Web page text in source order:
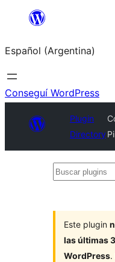
Saltar
contenido
Español (Argentina)
Conseguí WordPress
Plugin
Directory
Buscar
Este plugin
las últimas
WordPress.